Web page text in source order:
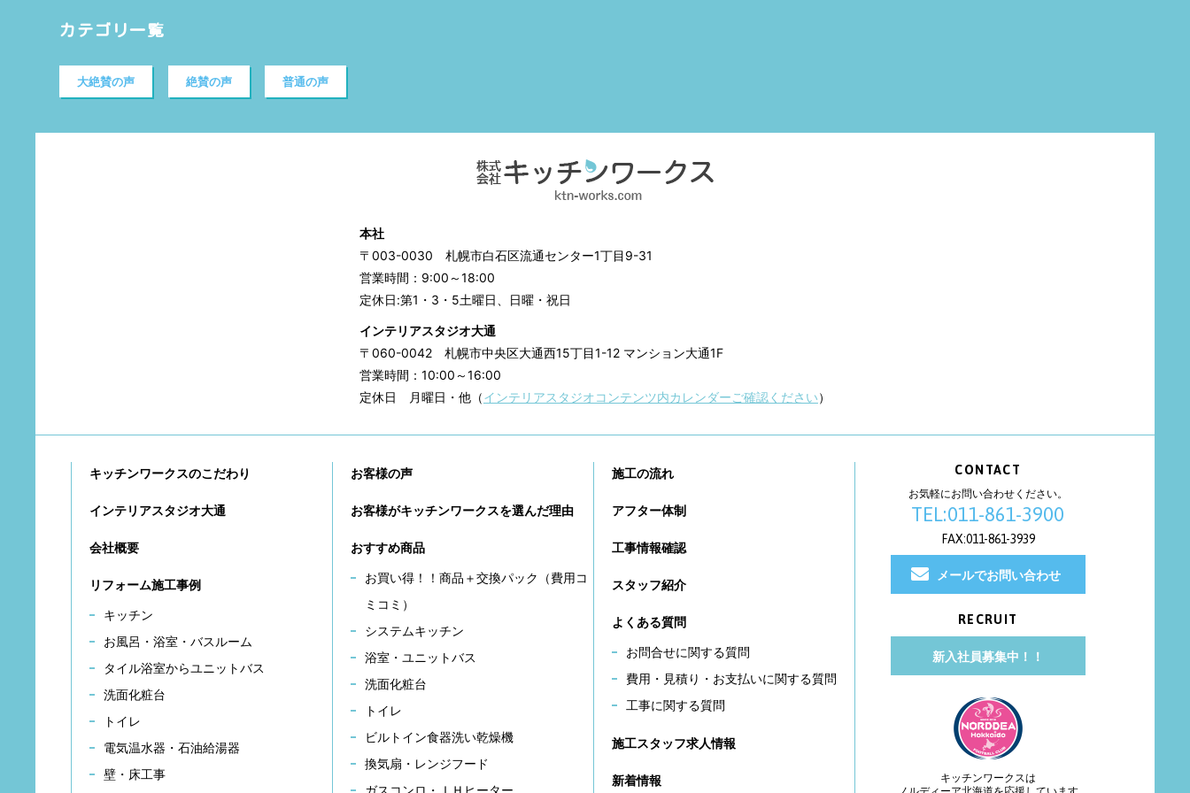
カテゴリ一覧
大絶賛の声 絶賛の声 普通の声
本社
〒003-0030 札幌市白石区流通センター1丁目9-31
営業時間：9:00～18:00
定休日:第1・3・5土曜日、日曜・祝日
インテリアスタジオ大通
〒060-0042 札幌市中央区大通西15丁目1-12 マンション大通1F
営業時間：10:00～16:00
定休日 月曜日・他（インテリアスタジオコンテンツ内カレンダーご確認ください）
キッチンワークスのこだわり
インテリアスタジオ大通
会社概要
リフォーム施工事例
キッチン
お風呂・浴室・バスルーム
タイル浴室からユニットバス
洗面化粧台
トイレ
電気温水器・石油給湯器
壁・床工事
お客様の声
お客様がキッチンワークスを選んだ理由
おすすめ商品
お買い得！！商品＋交換パック（費用コ
ミコミ）
システムキッチン
浴室・ユニットバス
洗面化粧台
トイレ
ビルトイン食器洗い乾燥機
換気扇・レンジフード
ガスコンロ・ＩＨヒーター
施工の流れ
アフター体制
工事情報確認
スタッフ紹介
よくある質問
お問合せに関する質問
費用・見積り・お支払いに関する質問
工事に関する質問
施工スタッフ求人情報
新着情報
CONTACT
お気軽にお問い合わせください。
TEL:011-861-3900
FAX:011-861-3939
メールでお問い合わせ
RECRUIT
新入社員募集中！！
キッチンワークスは